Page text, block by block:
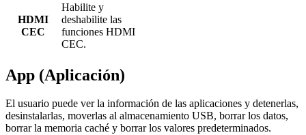
HDMI
CEC
Habilite y
deshabilite las
funciones HDMI
CEC.
App (Aplicación)
El usuario puede ver la información de las aplicaciones y detenerlas,
desinstalarlas, moverlas al almacenamiento USB, borrar los datos,
borrar la memoria caché y borrar los valores predeterminados.